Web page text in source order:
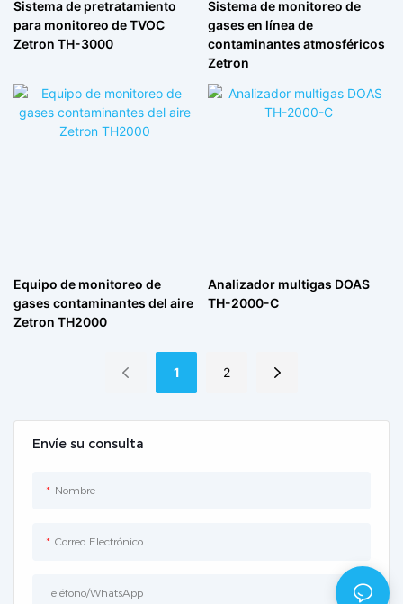
Envíe su consulta
Nombre
Correo Electrónico
Teléfono/WhatsApp
Sistema de pretratamiento
para monitoreo de TVOC
Zetron TH-3000
Sistema de monitoreo de
gases en línea de
contaminantes atmosféricos
Zetron
Equipo de monitoreo de
gases contaminantes del aire
Zetron TH2000
Analizador multigas DOAS
TH-2000-C
1 2